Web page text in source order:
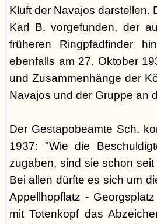
Kluft der Navajos darstellen.
Karl B. vorgefunden, der
früheren Ringpfadfinder
ebenfalls am 27. Oktober
und Zusammenhänge der
Navajos und der Gruppe an
Der Gestapobeamte Sch.
1937: "Wie die
zugaben, sind sie schon
Bei allen dürfte es sich um
Appellhopflatz -
mit Totenkopf das